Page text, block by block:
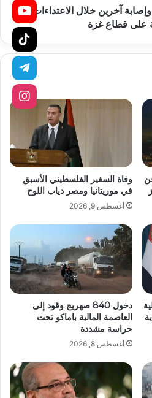
وإصابة آخرين خلال الاعتداءات
على قطاع غزة
وفاة السفير الفلسطيني الأسبق
في موريتانيا ومصر دياب اللوح
أغسطس 9, 2026
دخول 840 صهريج وقود إلى
العاصمة المالية باماكو تحت
حراسة مشددة
أغسطس 8, 2026